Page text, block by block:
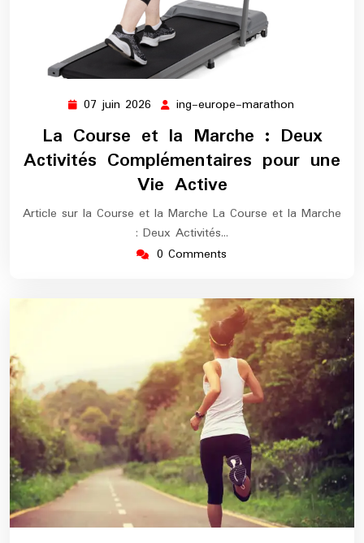
07 juin 2026 07
juin
2026
ing-europe-marathon
marathon
La Course et la Marche : Deux
Activités Complémentaires pour une
Vie Active
Article sur la Course et la Marche La Course et la Marche
: Deux Activités…
0 Comments